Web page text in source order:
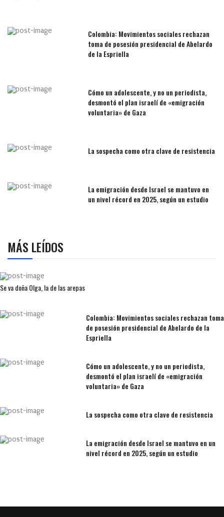
Colombia: Movimientos sociales rechazan
toma de posesión presidencial de Abelardo
de la Espriella
Cómo un adolescente, y no un periodista,
desmontó el plan israelí de «emigración
voluntaria» de Gaza
La sospecha como otra clave de resistencia
La emigración desde Israel se mantuvo en
un nivel récord en 2025, según un estudio
MÁS LEÍDOS
Se va doña Olga, la de las arepas
Colombia: Movimientos sociales rechazan toma
de posesión presidencial de Abelardo de la
Espriella
Cómo un adolescente, y no un periodista,
desmontó el plan israelí de «emigración
voluntaria» de Gaza
La sospecha como otra clave de resistencia
La emigración desde Israel se mantuvo en un
nivel récord en 2025, según un estudio